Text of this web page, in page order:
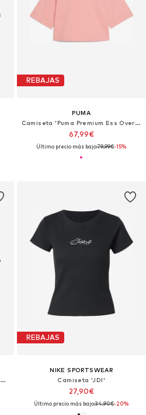
REBAJAS
PUMA
Camiseta 'Puma Premium Ess Oversized Graphic Tee'
67,99€
Último precio más bajo:79,99€-15%
Camiseta 'Only The Best For The Athlete'
REBAJAS
NIKE SPORTSWEAR
Camiseta 'JDI'
27,90€
Último precio más bajo:34,90€-20%